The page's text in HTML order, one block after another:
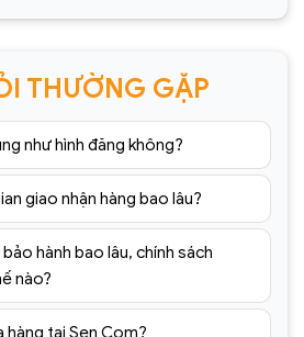
Áp dụng đối với đơn hàng có
chỉ được gửi đi sau khi có xác
trong vòng 2 tiếng. Quý
thoại
1001+ mẫutranh tráng
category/tranh-trang-guong
THƯỜNG GẶP
như hình đăng không?
giao nhận hàng bao lâu?
hành bao lâu, chính sách
nào?
hàng tại Sen Com?